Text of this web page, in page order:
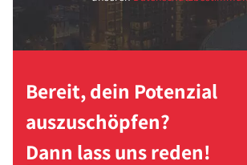
Bereit, dein Potenzial
auszuschöpfen?
Dann lass uns reden!